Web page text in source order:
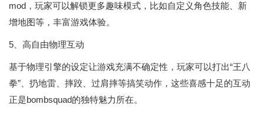
mod，玩家可以解锁更多趣味模式，比如自定义角色技能、新
增地图等，丰富游戏体验。
5、高自由物理互动
基于物理引擎的设定让游戏充满不确定性，玩家可以打出“王八
拳”、扔地雷、摔跤、过肩摔等搞笑动作，这些喜感十足的互动
正是bombsquad的独特魅力所在。